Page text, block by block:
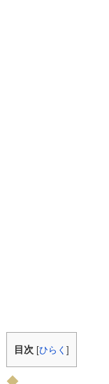
目次 [ひらく]